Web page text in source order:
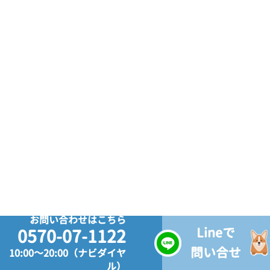
お問い合わせはこちら
0570-07-1122
10:00～20:00（ナビダイヤ
ル）
Lineで
問い合せ